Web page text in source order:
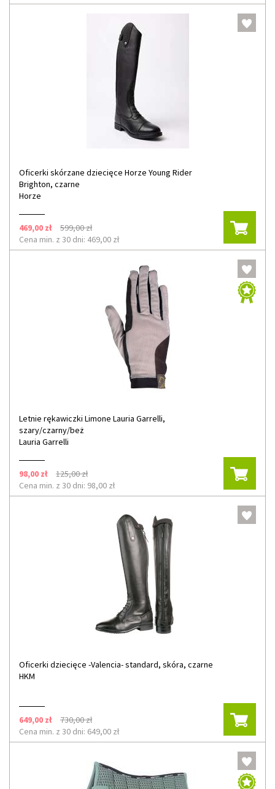
Oficerki skórzane dziecięce Horze Young Rider
Brighton, czarne
Horze
469,00 zł
599,00 zł
Cena min. z 30 dni: 469,00 zł
Letnie rękawiczki Limone Lauria Garrelli,
szary/czarny/beż
Lauria Garrelli
98,00 zł
125,00 zł
Cena min. z 30 dni: 98,00 zł
Oficerki dziecięce -Valencia- standard, skóra, czarne
HKM
649,00 zł
730,00 zł
Cena min. z 30 dni: 649,00 zł